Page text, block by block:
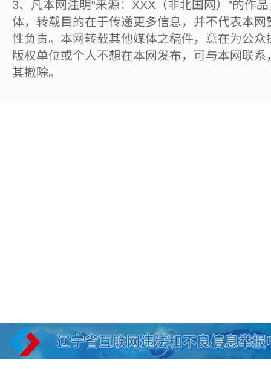
3、凡本网注明“来源：XXX（非北国网）”的作
体，转载目的在于传递更多信息，并不代表本
性负责。本网转载其他媒体之稿件，意在为公
版权单位或个人不想在本网发布，可与本网联
其撤除。